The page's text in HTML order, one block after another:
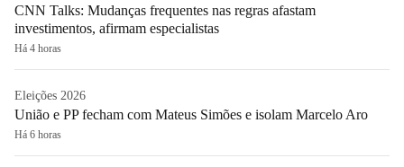
CNN Talks: Mudanças frequentes nas regras afastam
investimentos, afirmam especialistas
Há 4 horas
Eleições 2026
União e PP fecham com Mateus Simões e isolam Marcelo Aro
Há 6 horas